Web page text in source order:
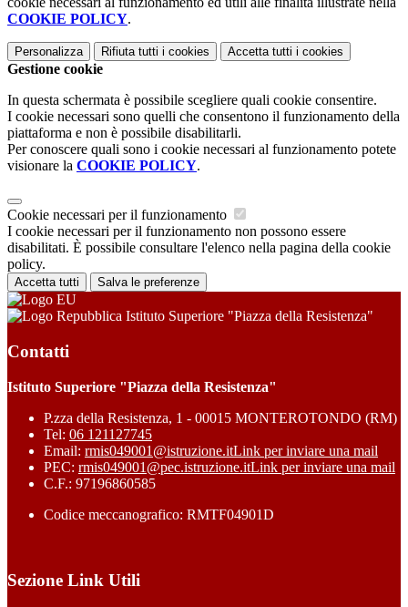
COOKIE POLICY.
Personalizza Rifiuta tutti i cookies Accetta tutti i cookies
Gestione cookie
In questa schermata è possibile scegliere quali cookie consentire.
I cookie necessari sono quelli che consentono il funzionamento della
piattaforma e non è possibile disabilitarli.
Per conoscere quali sono i cookie necessari al funzionamento potete
visionare la COOKIE POLICY.
Cookie necessari per il funzionamento
I cookie necessari per il funzionamento non possono essere
disabilitati. È possibile consultare l'elenco nella pagina della cookie
policy.
Accetta tutti Salva le preferenze
Istituto Superiore "Piazza della Resistenza"
Contatti
Istituto Superiore "Piazza della Resistenza"
P.zza della Resistenza, 1 - 00015 MONTEROTONDO (RM)
Tel: 06 121127745
Email: rmis049001@istruzione.itLink per inviare una mail
PEC: rmis049001@pec.istruzione.itLink per inviare una mail
C.F.: 97196860585
Codice meccanografico: RMTF04901D
Sezione Link Utili